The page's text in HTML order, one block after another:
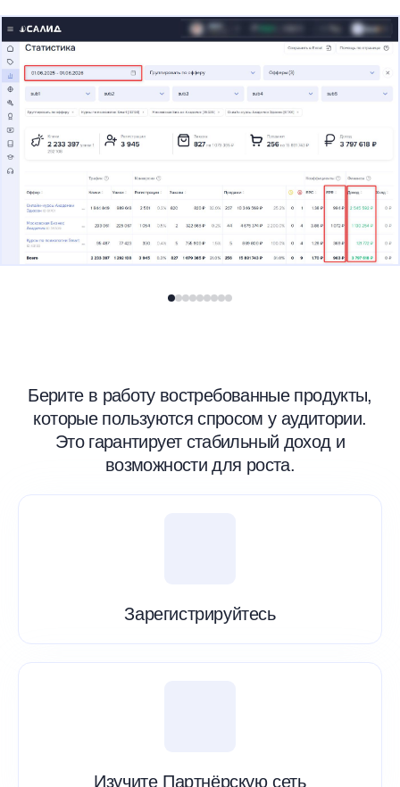
Берите в работу востребованные продукты,
которые пользуются спросом у аудитории.
Это гарантирует стабильный доход и
возможности для роста.
Зарегистрируйтесь
Изучите Партнёрскую сеть